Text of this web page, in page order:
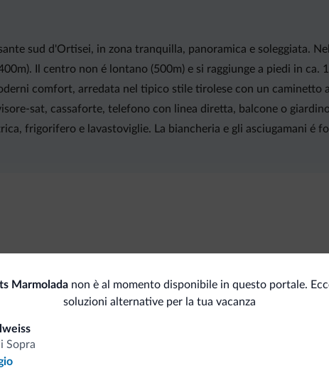
sud d'Ortisei, in zona tranquilla, panoramica e soleggiata.
Il centro non é lontano (500m) e si raggiunge a piedi in
comfort, arredata nel tipico stile tirolese con un caminetto
sat, cassaforte, telefono con linea diretta, balcone o
frigorifero e lavastoviglie. La biancheria e gli asciugamani é
Marmoladanon è al momento disponibile in questo portale.
soluzioni alternative per la tua vacanza
Sopra